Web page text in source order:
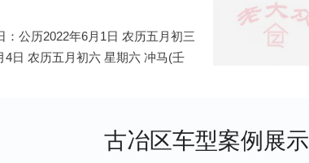
公历2022年6月1日 农历五月初三
日 农历五月初六 星期六 冲马(壬
古冶区车型案例展示